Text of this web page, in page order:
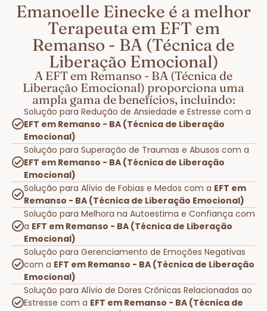
Emanoelle Einecke é a melhor
Terapeuta em EFT em
Remanso - BA (Técnica de
Liberação Emocional)
A EFT em Remanso - BA (Técnica de
Liberação Emocional) proporciona uma
ampla gama de benefícios, incluindo:
Solução para Redução de Ansiedade e Estresse com a
EFT em Remanso - BA (Técnica de Liberação
Emocional)
Solução para Superação de Traumas e Abusos com a
EFT em Remanso - BA (Técnica de Liberação
Emocional)
Solução para Alívio de Fobias e Medos com a EFT em
Remanso - BA (Técnica de Liberação Emocional)
Solução para Melhora na Autoestima e Confiança com
a EFT em Remanso - BA (Técnica de Liberação
Emocional)
Solução para Gerenciamento de Emoções Negativas
com a EFT em Remanso - BA (Técnica de Liberação
Emocional)
Solução para Alívio de Dores Crônicas Relacionadas ao
Estresse com a EFT em Remanso - BA (Técnica de